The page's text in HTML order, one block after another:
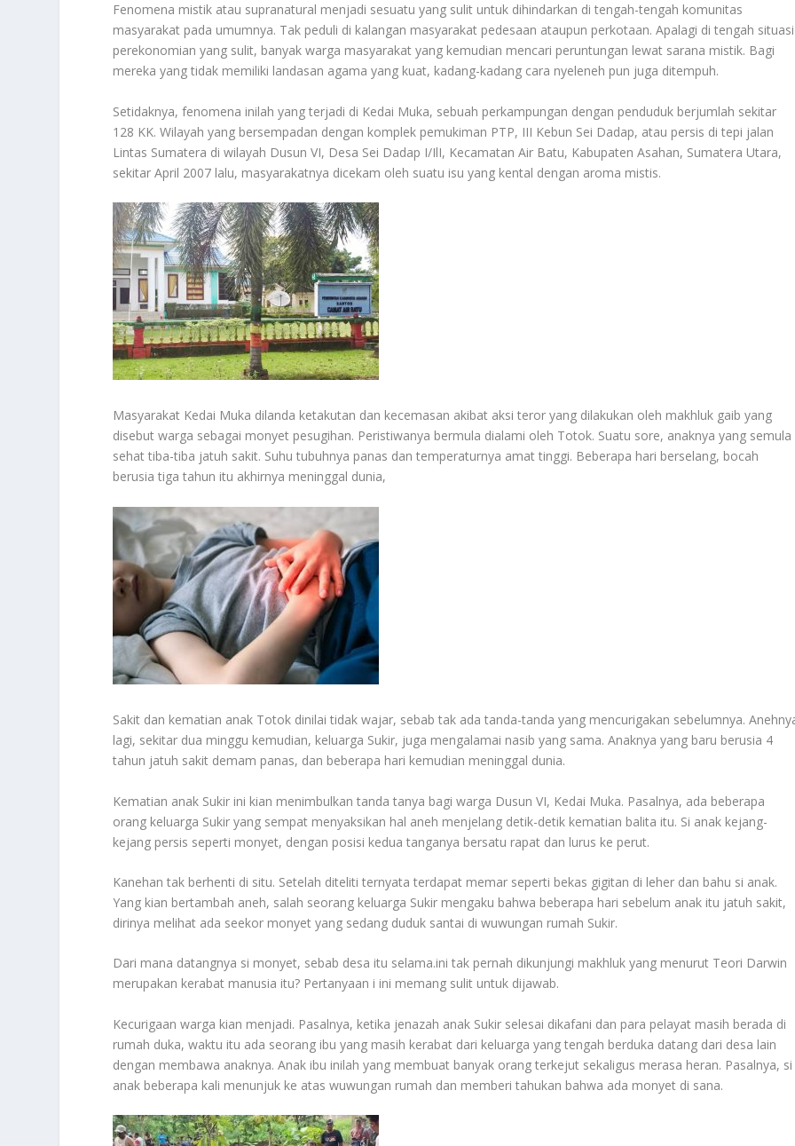
Fenomena mistik atau supranatural menjadi sesuatu yang sulit untuk dihindarkan di tengah-tengah komunitas
masyarakat pada umumnya. Tak peduli di kalangan masyarakat pedesaan ataupun perkotaan. Apalagi di tengah situasi
perekonomian yang sulit, banyak warga masyarakat yang kemudian mencari peruntungan lewat sarana mistik. Bagi
mereka yang tidak memiliki landasan agama yang kuat, kadang-kadang cara nyeleneh pun juga ditempuh.
Setidaknya, fenomena inilah yang terjadi di Kedai Muka, sebuah perkampungan dengan penduduk berjumlah sekitar
128 KK. Wilayah yang bersempadan dengan komplek pemukiman PTP, III Kebun Sei Dadap, atau persis di tepi jalan
Lintas Sumatera di wilayah Dusun VI, Desa Sei Dadap I/IlI, Kecamatan Air Batu, Kabupaten Asahan, Sumatera Utara,
sekitar April 2007 lalu, masyarakatnya dicekam oleh suatu isu yang kental dengan aroma mistis.
Masyarakat Kedai Muka dilanda ketakutan dan kecemasan akibat aksi teror yang dilakukan oleh makhluk gaib yang
disebut warga sebagai monyet pesugihan. Peristiwanya bermula dialami oleh Totok. Suatu sore, anaknya yang semula
sehat tiba-tiba jatuh sakit. Suhu tubuhnya panas dan temperaturnya amat tinggi. Beberapa hari berselang, bocah
berusia tiga tahun itu akhirnya meninggal dunia,
Sakit dan kematian anak Totok dinilai tidak wajar, sebab tak ada tanda-tanda yang mencurigakan sebelumnya.
lagi, sekitar dua minggu kemudian, keluarga Sukir, juga mengalamai nasib yang sama. Anaknya yang baru berusia 4
tahun jatuh sakit demam panas, dan beberapa hari kemudian meninggal dunia.
Kematian anak Sukir ini kian menimbulkan tanda tanya bagi warga Dusun VI, Kedai Muka. Pasalnya, ada beberapa
orang keluarga Sukir yang sempat menyaksikan hal aneh menjelang detik-detik kematian balita itu. Si anak kejang-
kejang persis seperti monyet, dengan posisi kedua tanganya bersatu rapat dan lurus ke perut.
Kanehan tak berhenti di situ. Setelah diteliti ternyata terdapat memar seperti bekas gigitan di leher dan bahu si anak.
Yang kian bertambah aneh, salah seorang keluarga Sukir mengaku bahwa beberapa hari sebelum anak itu jatuh sakit,
dirinya melihat ada seekor monyet yang sedang duduk santai di wuwungan rumah Sukir.
Dari mana datangnya si monyet, sebab desa itu selama.ini tak pernah dikunjungi makhluk yang menurut Teori Darwin
merupakan kerabat manusia itu? Pertanyaan i ini memang sulit untuk dijawab.
Kecurigaan warga kian menjadi. Pasalnya, ketika jenazah anak Sukir selesai dikafani dan para pelayat masih berada di
rumah duka, waktu itu ada seorang ibu yang masih kerabat dari keluarga yang tengah berduka datang dari desa lain
dengan membawa anaknya. Anak ibu inilah yang membuat banyak orang terkejut sekaligus merasa heran. Pasalnya, si
anak beberapa kali menunjuk ke atas wuwungan rumah dan memberi tahukan bahwa ada monyet di sana.